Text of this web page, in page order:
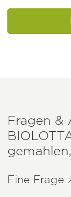
Fragen &
Eine Frage